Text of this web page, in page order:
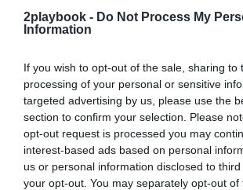
2playbook - Do Not Process My
Information
If you wish to opt-out of the sale, sharing to
processing of your personal or sensitive
targeted advertising by us, please use the
section to confirm your selection. Please
opt-out request is processed you may
interest-based ads based on personal
us or personal information disclosed to
your opt-out. You may separately opt-out of
proceso de apertura. La cadena, que
operativos, también tiene interés en
2Playbook
como fuente
de forma gratuita
Mantente informado con las últimas noticias
Compartir